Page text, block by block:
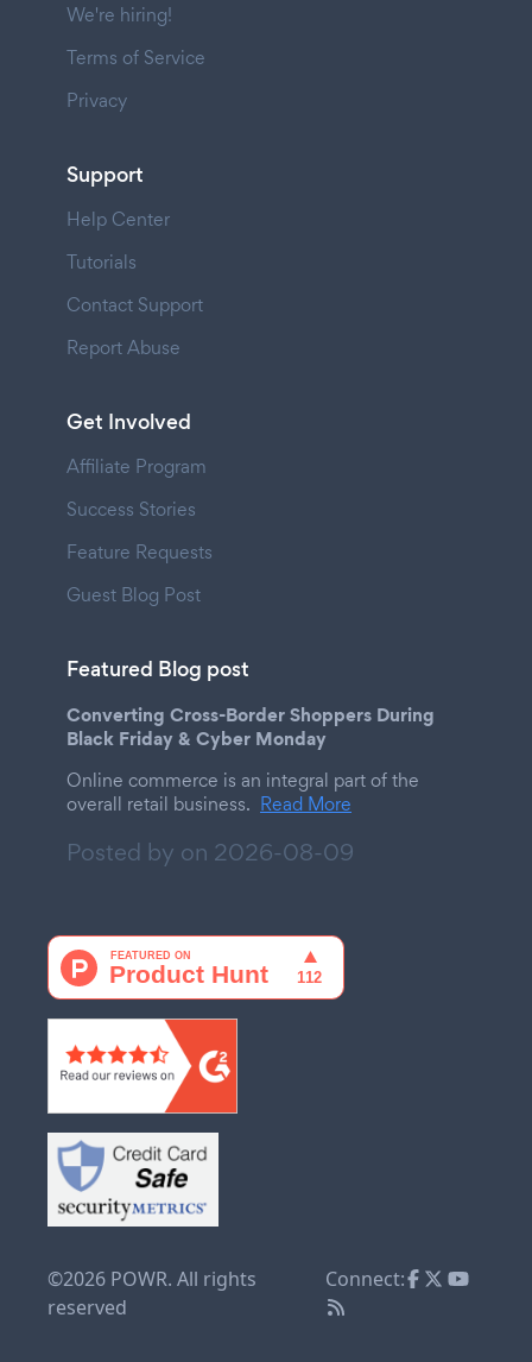
We're hiring!
Terms of Service
Privacy
Support
Help Center
Tutorials
Contact Support
Report Abuse
Get Involved
Affiliate Program
Success Stories
Feature Requests
Guest Blog Post
Featured Blog post
Converting Cross-Border Shoppers During
Black Friday & Cyber Monday
Online commerce is an integral part of the
overall retail business. Read More
Posted by on 2026-08-09
©2026 POWR. All rights
reserved
Connect: